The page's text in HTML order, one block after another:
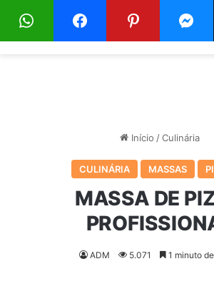
Menu
Início /Culinária
CULINÁRIA MASSAS
MASSA DE
ADM 5.071 1 minuto